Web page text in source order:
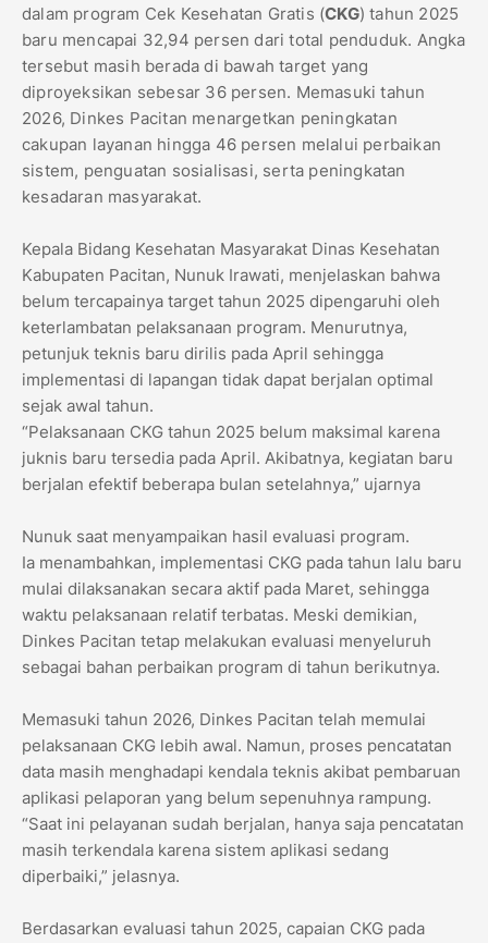
dalam program Cek Kesehatan Gratis (CKG) tahun 2025
baru mencapai 32,94 persen dari total penduduk. Angka
tersebut masih berada di bawah target yang
diproyeksikan sebesar 36 persen. Memasuki tahun
2026, Dinkes Pacitan menargetkan peningkatan
cakupan layanan hingga 46 persen melalui perbaikan
sistem, penguatan sosialisasi, serta peningkatan
kesadaran masyarakat.
Kepala Bidang Kesehatan Masyarakat Dinas Kesehatan
Kabupaten Pacitan, Nunuk Irawati, menjelaskan bahwa
belum tercapainya target tahun 2025 dipengaruhi oleh
keterlambatan pelaksanaan program. Menurutnya,
petunjuk teknis baru dirilis pada April sehingga
implementasi di lapangan tidak dapat berjalan optimal
sejak awal tahun.
“Pelaksanaan CKG tahun 2025 belum maksimal karena
juknis baru tersedia pada April. Akibatnya, kegiatan baru
berjalan efektif beberapa bulan setelahnya,” ujarnya
Nunuk saat menyampaikan hasil evaluasi program.
Ia menambahkan, implementasi CKG pada tahun lalu baru
mulai dilaksanakan secara aktif pada Maret, sehingga
waktu pelaksanaan relatif terbatas. Meski demikian,
Dinkes Pacitan tetap melakukan evaluasi menyeluruh
sebagai bahan perbaikan program di tahun berikutnya.
Memasuki tahun 2026, Dinkes Pacitan telah memulai
pelaksanaan CKG lebih awal. Namun, proses pencatatan
data masih menghadapi kendala teknis akibat pembaruan
aplikasi pelaporan yang belum sepenuhnya rampung.
“Saat ini pelayanan sudah berjalan, hanya saja pencatatan
masih terkendala karena sistem aplikasi sedang
diperbaiki,” jelasnya.
Berdasarkan evaluasi tahun 2025, capaian CKG pada